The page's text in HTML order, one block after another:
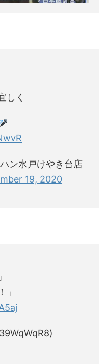
しく
ン水戸けやき台店
19, 2020
」